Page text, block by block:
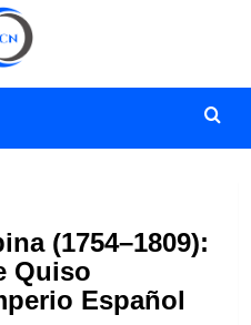
(1754–1809):
Quiso
Español